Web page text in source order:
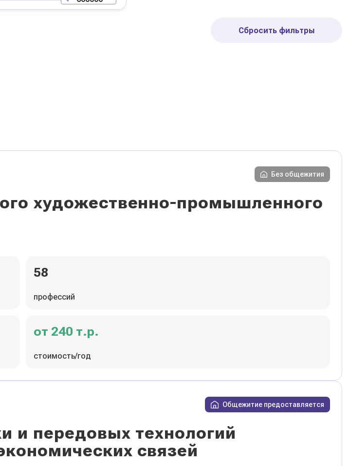
Сбросить фильтры
Без общежития
художественно-промышленного
58
профессий
от 240 т.р.
стоимость/год
Общежитие предоставляется
и передовых технологий
связей